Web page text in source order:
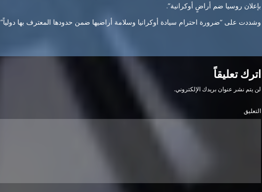
بإعلان روسيا ضم أراضٍ أوكرانية”.
وشددت على “ضرورة احترام سيادة أوكرانيا وسلامة أراضيها ضمن حدودها المعترف بها دولياً”
اترك تعليقاً
لن يتم نشر عنوان بريدك الإلكتروني.
التعليق